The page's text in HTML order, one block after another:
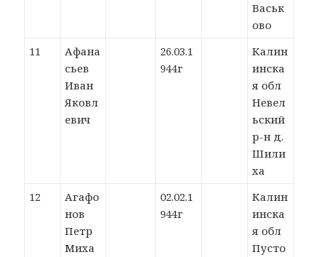
Васьк
ово
11
Афана
сьев
Иван
Яковл
евич
26.03.1
944г
Калин
инска
я обл
Невел
ьский
р-н д.
Шили
ха
12
Агафо
нов
Петр
Миха
02.02.1
944г
Калин
инска
я обл
Пусто